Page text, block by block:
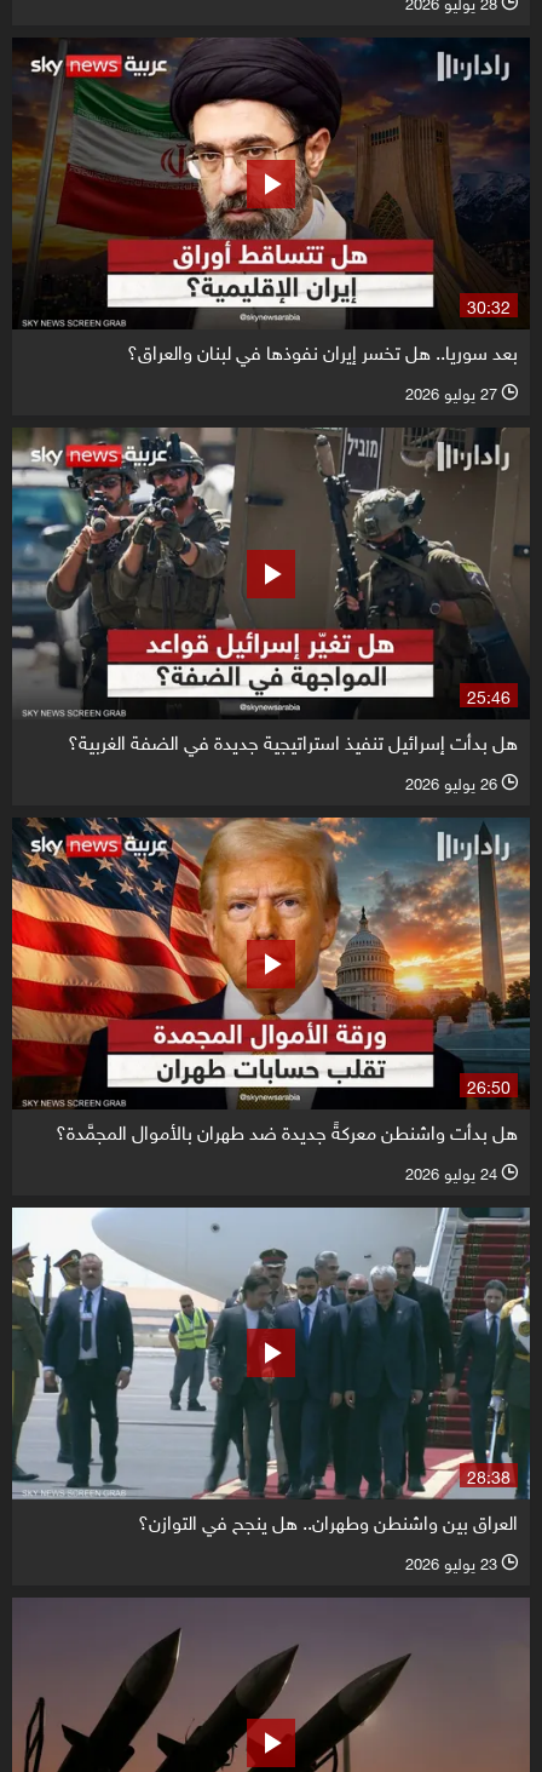
30:32
بعد سوريا.. هل تخسر إيران نفوذها في لبنان والعراق؟
l 27 يوليو 2026
25:46
هل بدأت إسرائيل تنفيذ استراتيجية جديدة في الضفة الغربية؟
l 26 يوليو 2026
26:50
هل بدأت واشنطن معركةً جديدة ضد طهران بالأموال المجمَّدة؟
l 24 يوليو 2026
28:38
العراق بين واشنطن وطهران.. هل ينجح في التوازن؟
l 23 يوليو 2026